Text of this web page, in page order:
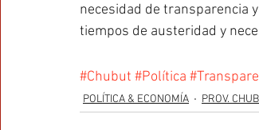
necesidad de transparencia
tiempos de austeridad y
#Chubut #Política
POLÍTICA & ECONOMÍA PROV.